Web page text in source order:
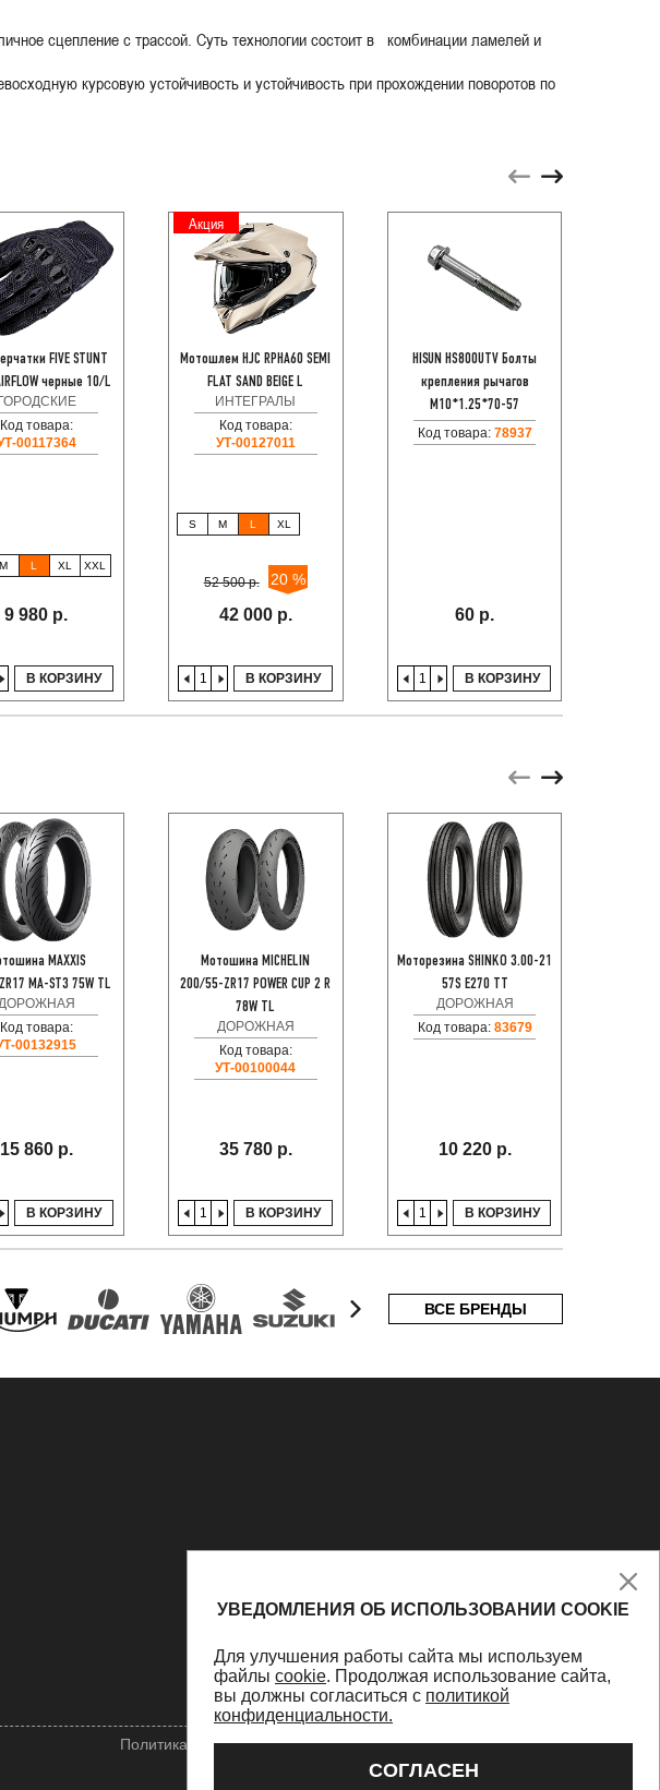
сцепление с трассой. Суть технологии состоит в комбинации ламелей и
курсовую устойчивость и устойчивость при прохождении поворотов по
FIVE STUNT
черные 10/L
ГОРОДСКИЕ
Код товара:
00117364
M L XL XXL
9 980 р.
В КОРЗИНУ
Акция
Мотошлем HJC RPHA60 SEMI
FLAT SAND BEIGE L
ИНТЕГРАЛЫ
Код товара:
УТ-00127011
S M L XL
52 500 р. 20 %
42 000 р.
В КОРЗИНУ
HISUN HS800UTV Болты
крепления рычагов
M10*1.25*70-57
Код товара: 78937
60 р.
В КОРЗИНУ
MAXXIS
MA-ST3 75W TL
ДОРОЖНАЯ
Код товара:
00132915
15 860 р.
В КОРЗИНУ
Мотошина MICHELIN
200/55-ZR17 POWER CUP 2 R
78W TL
ДОРОЖНАЯ
Код товара:
УТ-00100044
35 780 р.
В КОРЗИНУ
Моторезина SHINKO 3.00-21
57S E270 TT
ДОРОЖНАЯ
Код товара: 83679
10 220 р.
В КОРЗИНУ
ВСЕ БРЕНДЫ
Политика конфиденциальностиОфертаПерсональные данные
УВЕДОМЛЕНИЯ ОБ ИСПОЛЬЗОВАНИИ COOKIE
Для улучшения работы сайта мы используем
файлы cookie. Продолжая использование сайта,
вы должны согласиться с политикой
конфиденциальности.
СОГЛАСЕН